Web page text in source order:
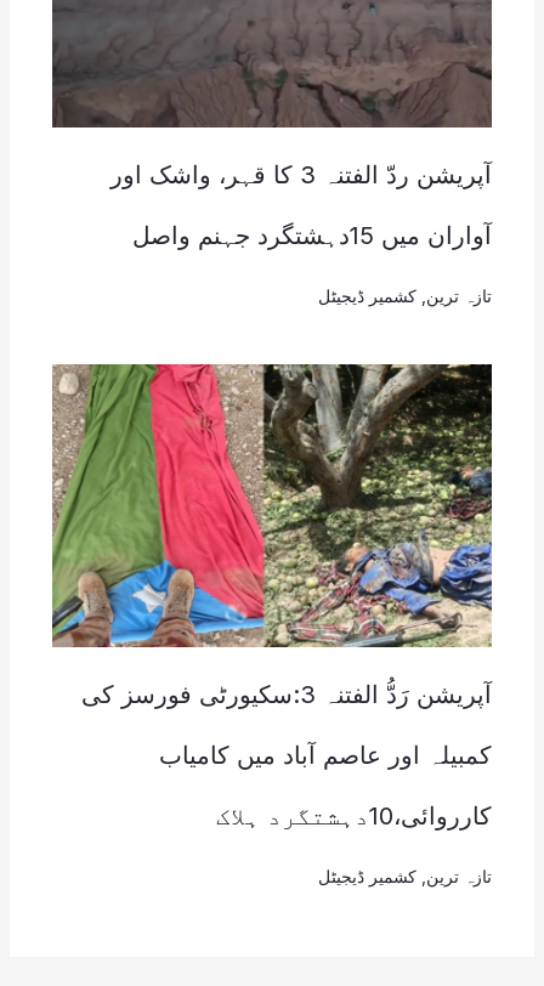
آپریشن ردّ الفتنہ 3 کا قہر، واشک اور
آواران میں 15دہشتگرد جہنم واصل
تازہ ترین کشمیر ڈیجیٹل
آپریشن رَدُّ الفتنہ 3:سکیورٹی فورسز کی
کمبیلہ اور عاصم آباد میں کامیاب
کارروائی،10دہشتگرد ہلاک
تازہ ترین کشمیر ڈیجیٹل